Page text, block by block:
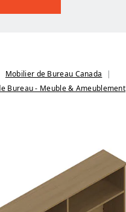
Mobilier de Bureau Canada
Bureau - Meuble & Ameublement